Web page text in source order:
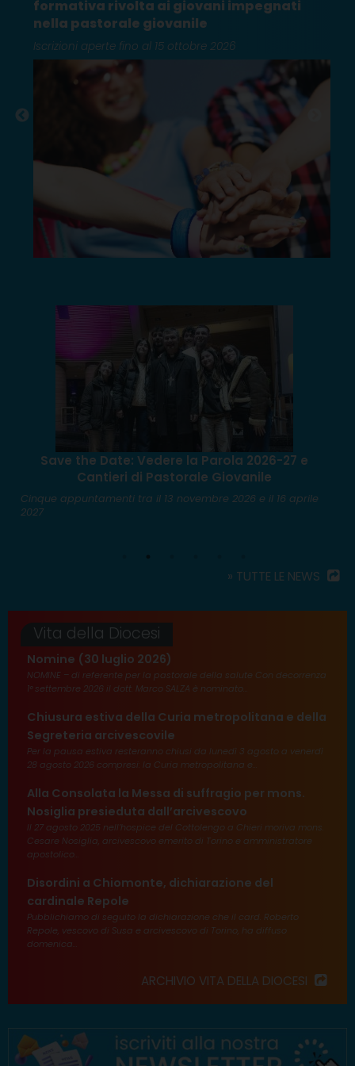
formativa rivolta ai giovani impegnati
nella pastorale giovanile
Iscrizioni aperte fino al 15 ottobre 2026
Save the Date: Vedere la Parola 2026-27 e
Cantieri di Pastorale Giovanile
Cinque appuntamenti tra il 13 novembre 2026 e il 16 aprile
2027
» TUTTE LE NEWS
Vita della Diocesi
Nomine (30 luglio 2026)
NOMINE – di referente per la pastorale della salute Con decorrenza
1° settembre 2026 il dott. Marco SALZA è nominato...
Chiusura estiva della Curia metropolitana e della
Segreteria arcivescovile
Per la pausa estiva resteranno chiusi da lunedì 3 agosto a venerdì
28 agosto 2026 compresi: la Curia metropolitana e...
Alla Consolata la Messa di suffragio per mons.
Nosiglia presieduta dall’arcivescovo
Il 27 agosto 2025 nell’hospice del Cottolengo a Chieri moriva mons.
Cesare Nosiglia, arcivescovo emerito di Torino e amministratore
apostolico...
Disordini a Chiomonte, dichiarazione del
cardinale Repole
Pubblichiamo di seguito la dichiarazione che il card. Roberto
Repole, vescovo di Susa e arcivescovo di Torino, ha diffuso
domenica...
ARCHIVIO VITA DELLA DIOCESI